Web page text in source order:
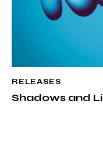
RELEASES
Shadows and